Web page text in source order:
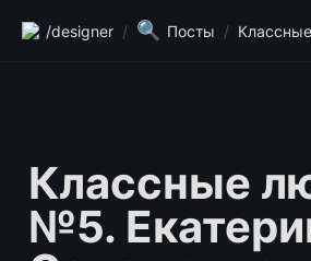
/designer / 🔍 Посты /
Классные
№5.